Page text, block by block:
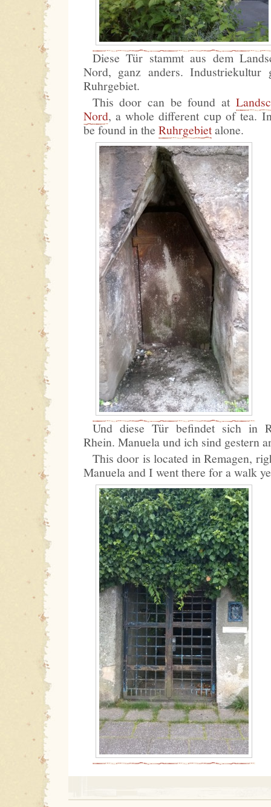
Diese Tür stammt aus dem
Nord, ganz anders.
Ruhrgebiet.
This door can be found at
Nord, a whole different cup of tea.
be found in the Ruhrgebietalone.
Und diese Tür befindet sich in
Rhein. Manuela und ich sind gestern
This door is located in Remagen,
Manuela and I went there for a walk